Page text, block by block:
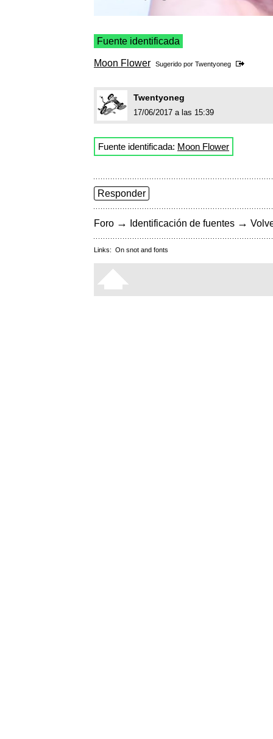
Fuente identificada
Moon Flower Sugerido por Twentyoneg
Twentyoneg
17/06/2017 a las 15:39
Fuente identificada: Moon Flower
Responder
Foro → Identificación de fuentes →
Links: On snot and fonts